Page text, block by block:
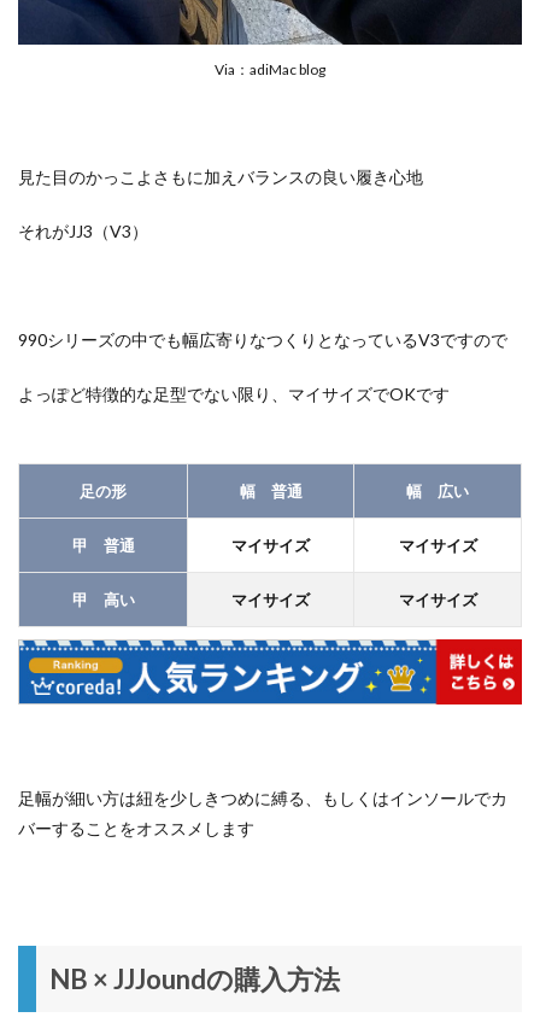
Via：adiMac blog
見た目のかっこよさもに加えバランスの良い履き心地
それがJJ3（V3）
990シリーズの中でも幅広寄りなつくりとなっているV3ですので
よっぽど特徴的な足型でない限り、マイサイズでOKです
足の形 幅 普通 幅 広い
甲 普通 マイサイズ マイサイズ
甲 高い マイサイズ マイサイズ
足幅が細い方は紐を少しきつめに縛る、もしくはインソールでカ
バーすることをオススメします
NB × JJJoundの購入方法